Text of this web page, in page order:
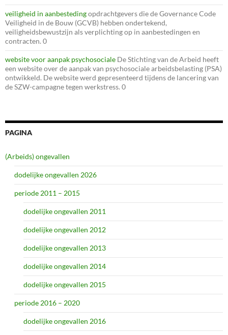
veiligheid in aanbestedingopdrachtgevers die de Governance Code
Veiligheid in de Bouw (GCVB) hebben ondertekend,
veiligheidsbewustzijn als verplichting op in aanbestedingen en
contracten. 0
website voor aanpak psychosociale De Stichting van de Arbeid heeft
een website over de aanpak van psychosociale arbeidsbelasting (PSA)
ontwikkeld. De website werd gepresenteerd tijdens de lancering van
de SZW-campagne tegen werkstress. 0
PAGINA
(Arbeids) ongevallen
dodelijke ongevallen 2026
periode 2011 – 2015
dodelijke ongevallen 2011
dodelijke ongevallen 2012
dodelijke ongevallen 2013
dodelijke ongevallen 2014
dodelijke ongevallen 2015
periode 2016 – 2020
dodelijke ongevallen 2016